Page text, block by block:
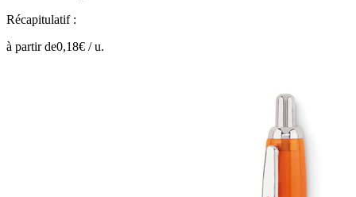
Récapitulatif :
à partir de0,18€ /u.